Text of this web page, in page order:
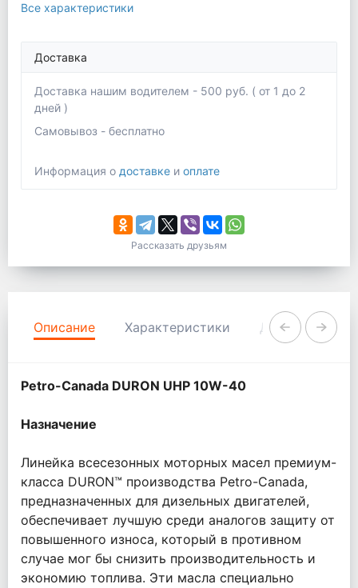
Все характеристики
Доставка
Доставка нашим водителем - 500 руб. ( от 1 до 2
дней )
Самовывоз - бесплатно
Информация о доставке и оплате
Рассказать друзьям
Описание Характеристики Документация
Petro-Canada DURON UHP 10W-40
Назначение
Линейка всесезонных моторных масел премиум-
класса DURON™ производства Petro-Canada,
предназначенных для дизельных двигателей,
обеспечивает лучшую среди аналогов защиту от
повышенного износа, который в противном
случае мог бы снизить производительность и
экономию топлива. Эти масла специально